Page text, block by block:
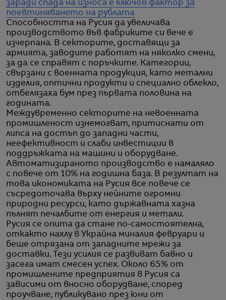
заради спада на износа е ключов фактор за
поевтиняването на рублата
Способността на Русия да увеличава
производството във фабриките си вече е
изчерпана. В секторите, доставящи за
армията, заводите работят на няколко смени,
за да се справят с поръчките. Категории,
свързани с военната продукция, като метални
изделия, оптични продукти и специално облекло,
отбелязаха бум през първата половина на
годината.
Междувременно секторите на невоенната
промишленост изнемогват, притиснати от
липса на достъп до западни части,
неефективност и слаби инвестиции в
поддръжката на машини и оборудване.
Автоматизираното производство е намаляло
с повече от 10% на годишна база. В резултат на
това икономиката на Русия все повече се
съсредоточава върху нейните огромни
природни ресурси, като държавната хазна
пълнят печалбите от енергия и метали.
Русия се опита да стане по-самостоятелна,
откакто нахлу в Украйна миналия февруари и
беше отрязана от западните мрежи за
доставки. Тези усилия се развиват бавно и
засега имат смесен успех. Около 65% от
промишлените предприятия в Русия са
зависими от вносно оборудване, според
проучване, публикувано през юни от